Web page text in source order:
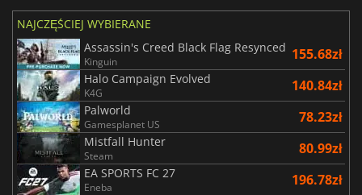
NAJCZĘŚCIEJ WYBIERANE
Assassin's Creed Black Flag Resynced
Kinguin 155.68zł
Halo Campaign Evolved
K4G 140.84zł
Palworld
Gamesplanet US 78.23zł
Mistfall Hunter
Steam 80.99zł
EA SPORTS FC 27
Eneba 196.78zł